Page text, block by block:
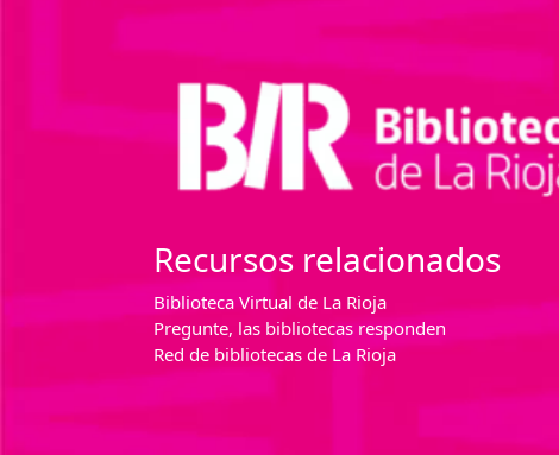
Recursos relacionados
Biblioteca Virtual de La Rioja
Pregunte, las bibliotecas responden
Red de bibliotecas de La Rioja